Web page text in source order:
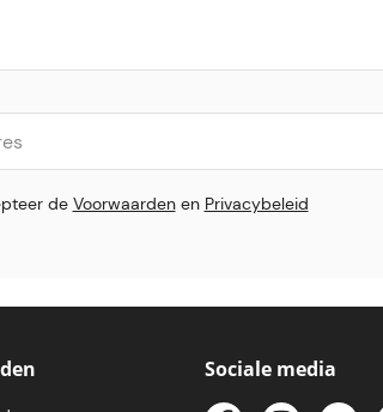
de Voorwaardenen Privacybeleid
Sociale media